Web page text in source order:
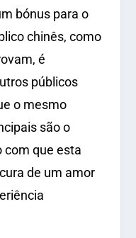
bónus para o
chinês, como
é
públicos
o mesmo
são o
com que esta
de um amor